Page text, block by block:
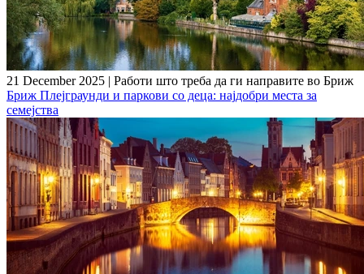
21 December 2025 | Работи што треба да ги направите во Бриж
Бриж Плејграунди и паркови со деца: најдобри места за
семејства